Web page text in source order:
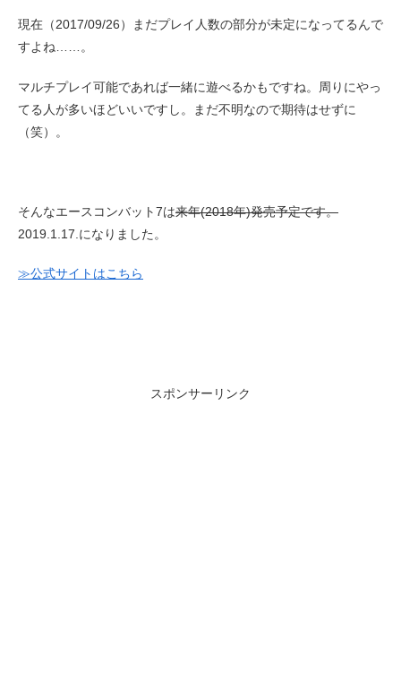
現在（2017/09/26）まだプレイ人数の部分が未定になってるんで
すよね……。
マルチプレイ可能であれば一緒に遊べるかもですね。周りにやっ
てる人が多いほどいいですし。まだ不明なので期待はせずに
（笑）。
そんなエースコンバット7は来年(2018年)発売予定です。
2019.1.17.になりました。
≫公式サイトはこちら
スポンサーリンク